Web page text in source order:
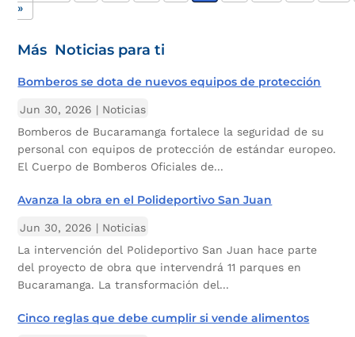
»
Más Noticias para ti
Bomberos se dota de nuevos equipos de protección
Jun 30, 2026 | Noticias
Bomberos de Bucaramanga fortalece la seguridad de su
personal con equipos de protección de estándar europeo.
El Cuerpo de Bomberos Oficiales de...
Avanza la obra en el Polideportivo San Juan
Jun 30, 2026 | Noticias
La intervención del Polideportivo San Juan hace parte
del proyecto de obra que intervendrá 11 parques en
Bucaramanga. La transformación del...
Cinco reglas que debe cumplir si vende alimentos